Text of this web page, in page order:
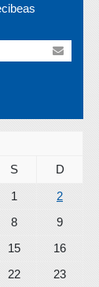
S D
1
2
8
9
15
16
22
23